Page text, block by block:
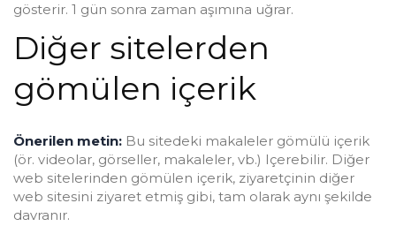
gösterir. 1 gün sonra zaman aşımına uğrar.
Diğer sitelerden
gömülen içerik
Önerilen metin: Bu sitedeki makaleler gömülü içerik
(ör. videolar, görseller, makaleler, vb.) Içerebilir. Diğer
web sitelerinden gömülen içerik, ziyaretçinin diğer
web sitesini ziyaret etmiş gibi, tam olarak aynı şekilde
davranır.